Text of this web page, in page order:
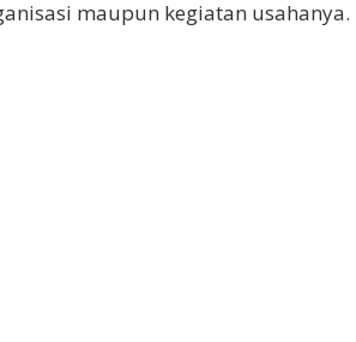
maupun kegiatan usahanya.